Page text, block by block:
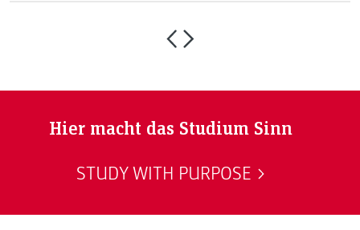
Hier macht das Studium Sinn
STUDY WITH PURPOSE